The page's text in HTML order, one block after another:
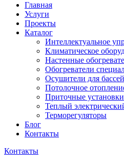
Главная
Услуги
Проекты
Каталог
Интеллектуальное
Климатическое
Настенные
Обогреватели
Осушители для
Потолочное
Приточные установки
Теплый
Терморегуляторы
Блог
Контакты
Контакты